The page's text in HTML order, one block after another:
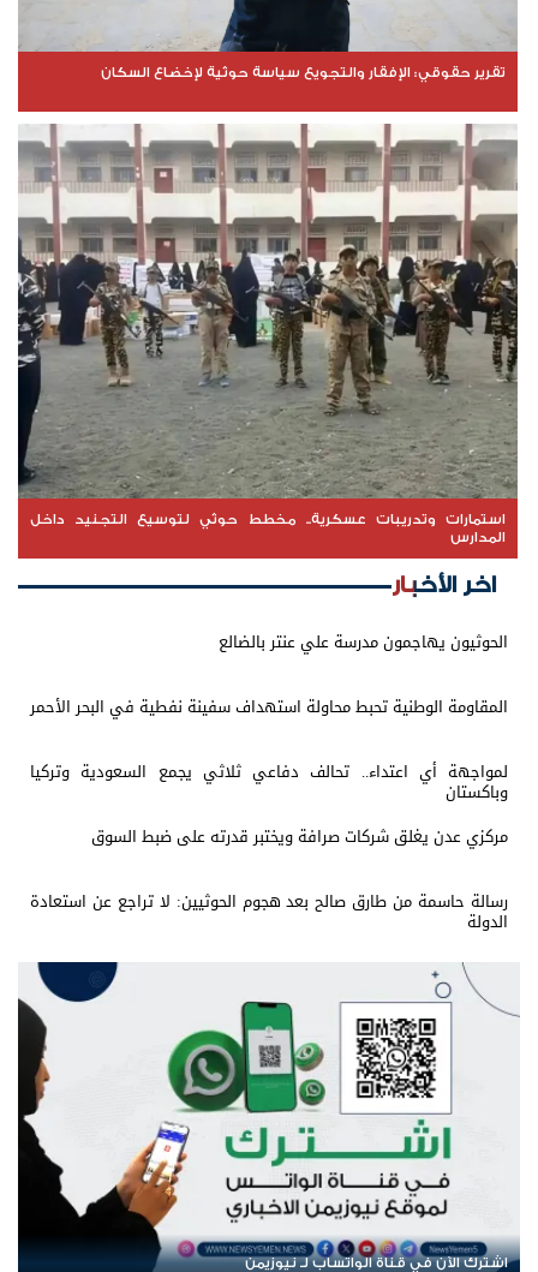
تقرير حقوقي: الإفقار والتجويع سياسة حوثية لإخضاع السكان
استمارات وتدريبات عسكرية.. مخطط حوثي لتوسيع التجنيد داخل
المدارس
اخر الأخبار
الحوثيون يهاجمون مدرسة علي عنتر بالضالع
المقاومة الوطنية تحبط محاولة استهداف سفينة نفطية في البحر الأحمر
لمواجهة أي اعتداء.. تحالف دفاعي ثلاثي يجمع السعودية وتركيا
وباكستان
مركزي عدن يغلق شركات صرافة ويختبر قدرته على ضبط السوق
رسالة حاسمة من طارق صالح بعد هجوم الحوثيين: لا تراجع عن استعادة
الدولة
عودة الرحلات الدولية إلى اليمن.. ادعاء حكومي